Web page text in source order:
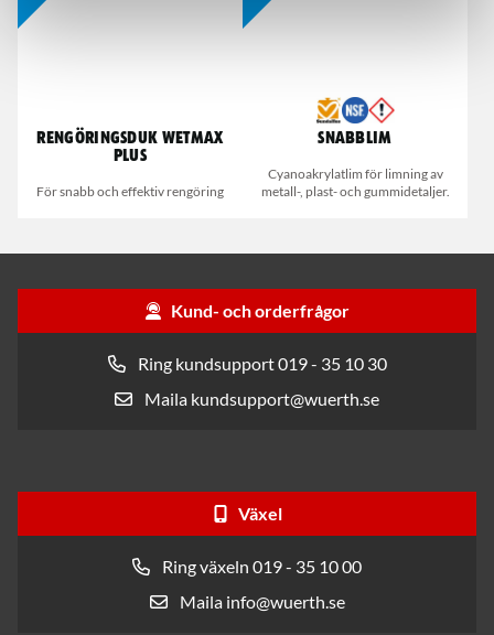
Rengöringsduk Wetmax
Plus
För snabb och effektiv rengöring
Snabblim
Cyanoakrylatlim för limning av
metall-, plast- och gummidetaljer.
Kund- och orderfrågor
Ring kundsupport 019 - 35 10 30
Maila kundsupport@wuerth.se
Växel
Ring växeln 019 - 35 10 00
Maila info@wuerth.se